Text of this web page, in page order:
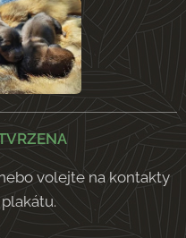
volejte na kontakty